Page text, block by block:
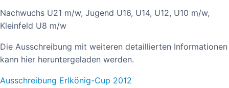
Nachwuchs U21 m/w, Jugend U16, U14, U12, U10 m/w,
Kleinfeld U8 m/w
Die Ausschreibung mit weiteren detaillierten Informationen
kann hier heruntergeladen werden.
Ausschreibung Erlkönig-Cup 2012